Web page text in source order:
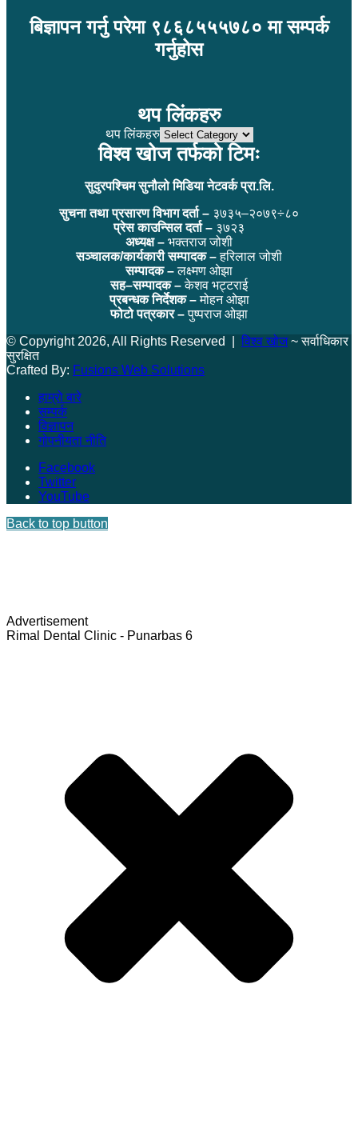
बिज्ञापन गर्नु परेमा ९८६८५५५७८० मा सम्पर्क
गर्नुहोस
थप लिंकहरु
थप लिंकहरु
विश्व खोज तर्फको टिमः
सुदुरपश्चिम सुनौलो मिडिया नेटवर्क प्रा.लि.
सुचना तथा प्रसारण विभाग दर्ता – ३७३५–२०७९÷८०
प्रेस काउन्सिल दर्ता – ३७२३
अध्यक्ष – भक्तराज जोशी
सञ्चालक/कार्यकारी सम्पादक –हरिलाल जोशी
सम्पादक –लक्ष्मण ओझा
सह–सम्पादक –केशव भट्टराई
प्रबन्धक निर्देशक –मोहन ओझा
फोटो पत्रकार –पुष्पराज ओझा
© Copyright 2026, All Rights Reserved | विश्व खोज~ सर्वाधिकार
सुरक्षित
Crafted By: Fusions Web Solutions
हाम्रो बारे
सम्पर्क
विज्ञापन
गोपनीयता नीति
Facebook
Twitter
YouTube
Back to top button
Advertisement
Rimal Dental Clinic - Punarbas 6